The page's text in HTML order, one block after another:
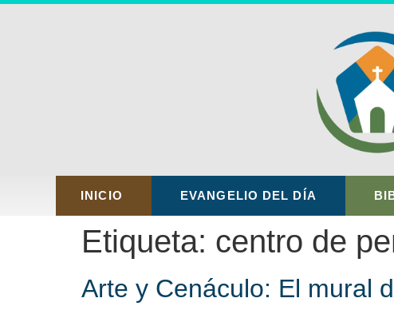
INICIO EVANGELIO DEL DÍA
Etiqueta: centro de
Arte y Cenáculo: El mural